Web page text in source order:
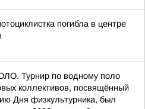
погибла в центре
Турнир по водному поло
коллективов, посвящённый
Дня физкультурника, был